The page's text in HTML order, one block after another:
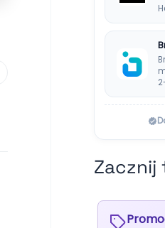
Zacznij